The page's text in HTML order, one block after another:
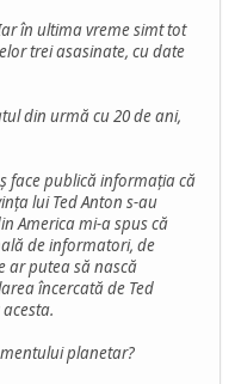
în ultima vreme simt tot
trei asasinate, cu date
din urmă cu 20 de ani,
face publică informația că
lui Ted Anton s-au
America mi-a spus că
de informatori, de
ar putea să nască
încercată de Ted
planetar?